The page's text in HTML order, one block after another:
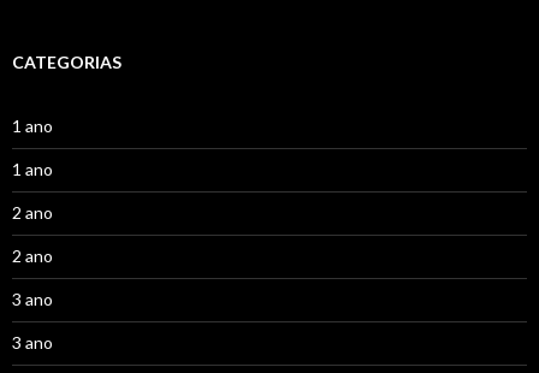
CATEGORIAS
1 ano
1 ano
2 ano
2 ano
3 ano
3 ano